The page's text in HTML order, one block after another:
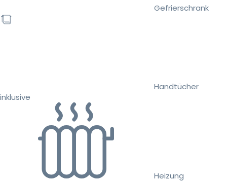
Gefrierschrank
Handtücher
inklusive
Heizung